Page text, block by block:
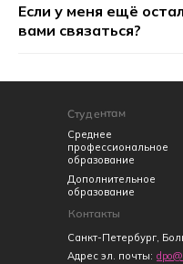
Если у меня ещё
вами связаться?
Контакты
Студентам
Санкт-Петербург,
Дополнительное
образование
Среднее
профессиональное
образование
Адрес эл. почты: